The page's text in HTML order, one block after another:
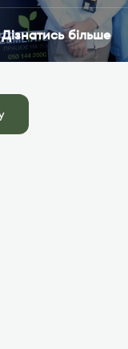
Дізнатись більше